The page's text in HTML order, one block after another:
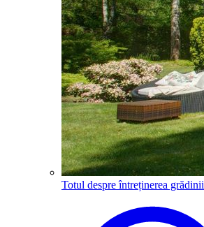
Totul despre întreținerea grădinii